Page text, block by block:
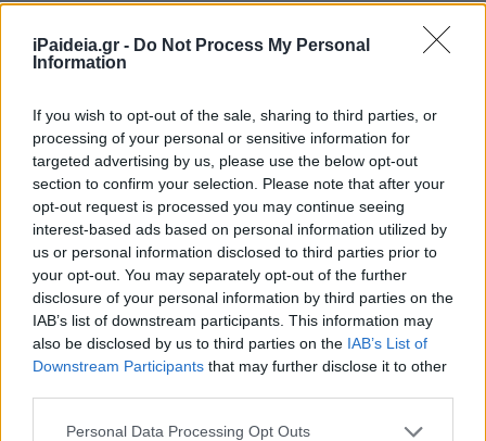
iPaideia.gr - Do Not Process My Personal
Information
If you wish to opt-out of the sale, sharing to third parties, or
processing of your personal or sensitive information for
targeted advertising by us, please use the below opt-out
section to confirm your selection. Please note that after your
opt-out request is processed you may continue seeing
interest-based ads based on personal information utilized by
us or personal information disclosed to third parties prior to
your opt-out. You may separately opt-out of the further
disclosure of your personal information by third parties on the
IAB’s list of downstream participants. This information may
also be disclosed by us to third parties on the IAB’s List of
Downstream Participants that may further disclose it to other
Please note that this website/app uses one or more Google
Personal Data Processing Opt Outs